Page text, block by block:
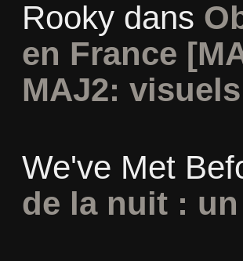
Rookydans
en France
MAJ2:
We've Met
de la nuit :